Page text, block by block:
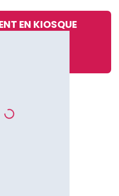
EN KIOSQUE